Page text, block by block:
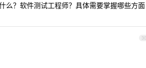
么？软件测试工程师？具体需要掌握哪些方面
30